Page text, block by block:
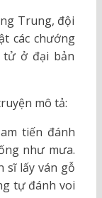
Trung, đội
các chướng
tử ở đại bản
mô tả:
tiến đánh
như mưa.
sĩ lấy ván gỗ
tự đánh voi